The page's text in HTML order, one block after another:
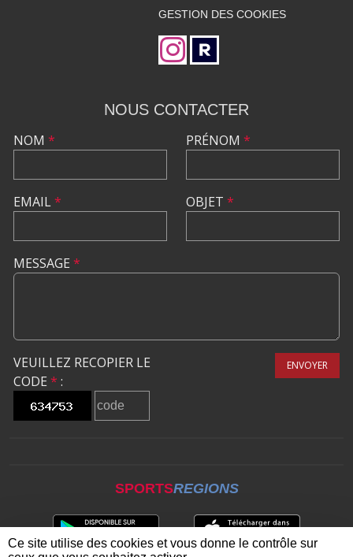
GESTION DES COOKIES
NOUS CONTACTER
NOM *
EMAIL*
PRÉNOM *
OBJET *
MESSAGE *
VEUILLEZ RECOPIER LE
CODE * :
ENVOYER
SPORTSREGIONS
Ce site utilise des cookies et vous donne le contrôle sur